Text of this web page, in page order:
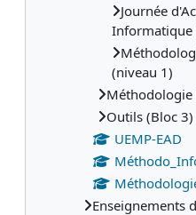
Journée
Informatique
(niveau 1)
Outils (Bloc 3)
UEMP-EAD
Enseignements